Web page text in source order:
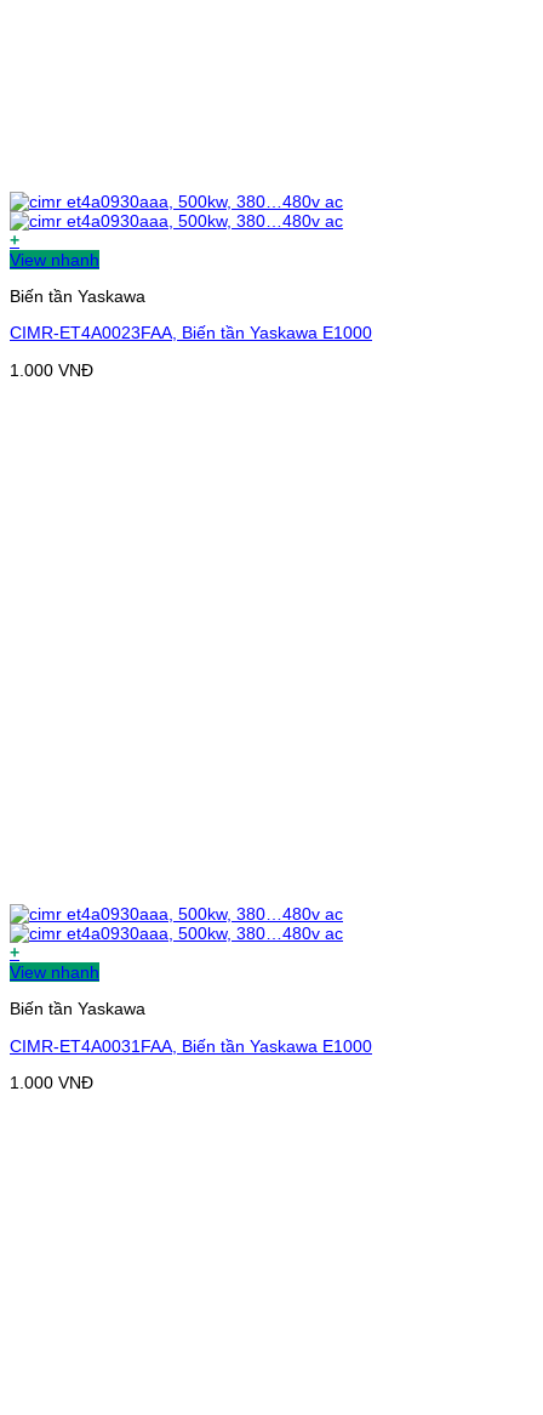
+
View nhanh
Biến tần Yaskawa
CIMR-ET4A0023FAA, Biến tần Yaskawa E1000
1.000 VNĐ
+
View nhanh
Biến tần Yaskawa
CIMR-ET4A0031FAA, Biến tần Yaskawa E1000
1.000 VNĐ